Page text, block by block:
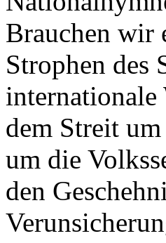
Brauchen wir
Strophen des
internationale
dem Streit
um die
den